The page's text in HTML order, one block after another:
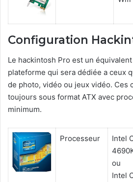
Configuration
Le hackintosh Pro est un équivalent
plateforme qui sera dédiée a ceux
de photo, vidéo ou jeux vidéo. Ces
toujours sous format ATX avec
minimum.
Processeur
Intel
ou
Intel